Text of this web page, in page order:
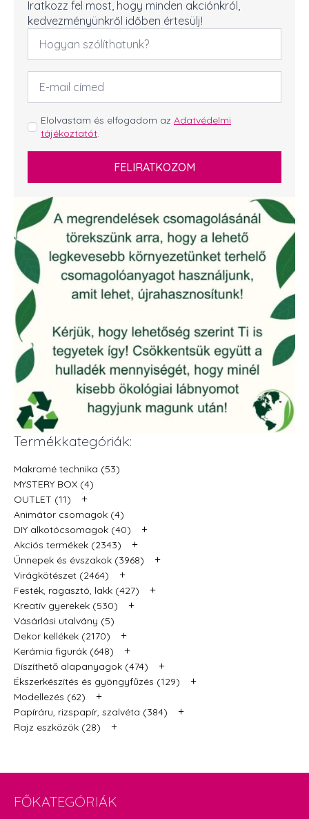
Iratkozz fel most, hogy minden akciónkról,
kedvezményünkről időben értesülj!
Név
Email
cím
GDPR
*
Elolvastam és elfogadom az Adatvédelmi
tájékoztatót.
FELIRATKOZOM
Termékkategóriák:
Makramé technika (53)
MYSTERY BOX (4)
OUTLET (11)
+
Animátor csomagok (4)
DIY alkotócsomagok (40)
+
Akciós termékek (2343) +
Ünnepek és évszakok (3968) +
Virágkötészet (2464) +
Festék, ragasztó, lakk (427) +
Kreatív gyerekek (530) +
Vásárlási utalvány (5)
Dekor kellékek (2170)
+
Kerámia figurák (648) +
Díszíthető alapanyagok (474) +
Ékszerkészítés és gyöngyfűzés (129) +
Modellezés (62) +
Papíráru, rizspapír, szalvéta (384) +
Rajz eszközök (28) +
FŐKATEGÓRIÁK